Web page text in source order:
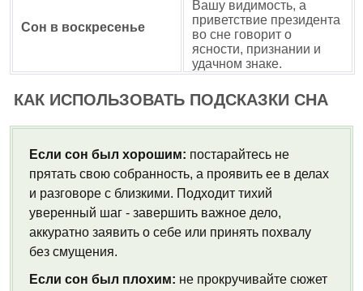
Сон в воскресенье
Вашу видимость, а
приветствие президента
во сне говорит о
ясности, признании и
удачном знаке.
КАК ИСПОЛЬЗОВАТЬ ПОДСКАЗКИ СНА
Если сон был хорошим: постарайтесь не
прятать свою собранность, а проявить ее в делах
и разговоре с близкими. Подходит тихий
уверенный шаг - завершить важное дело,
аккуратно заявить о себе или принять похвалу
без смущения.
Если сон был плохим: не прокручивайте сюжет